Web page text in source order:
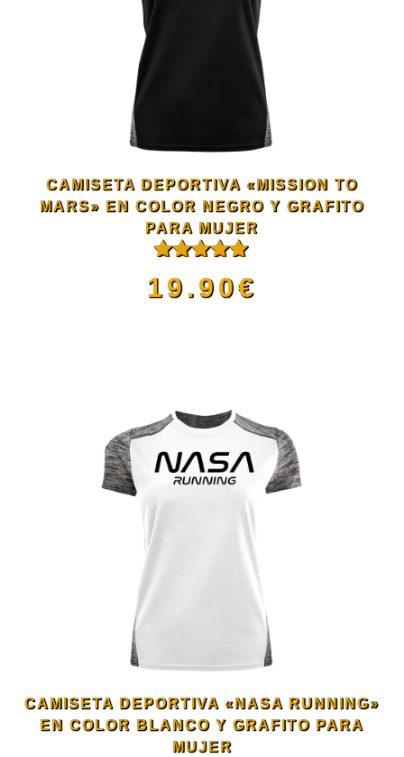
producto
variantes.
opciones
se
pueden
elegir
página
de
producto
CAMISETA DEPORTIVA «MISSION TO
MARS» EN COLOR NEGRO Y GRAFITO
PARA MUJER
Valorado
con5.00de
19.90€
tiene
múltiples
variantes.
opciones
se
pueden
CAMISETA DEPORTIVA «NASA RUNNING»
EN COLOR BLANCO Y GRAFITO PARA
MUJER